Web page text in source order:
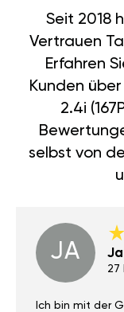
Seit 2018
Vertrauen
Erfahren
Kunden
2.4i
selbst von
JA
27
Ich bin mit der